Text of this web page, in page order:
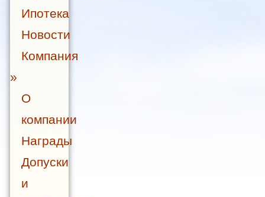
Ипотека
Новости
Компания
»
О
компании
Награды
Допуски
и